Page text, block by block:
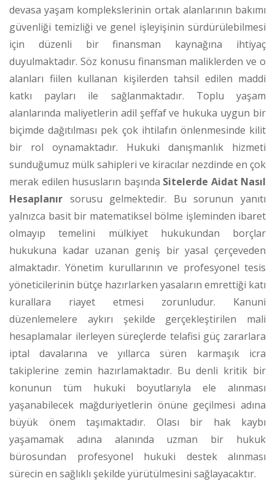
devasa yaşam komplekslerinin ortak alanlarının bakımı
güvenliği temizliği ve genel işleyişinin sürdürülebilmesi
için düzenli bir finansman kaynağına ihtiyaç
duyulmaktadır. Söz konusu finansman maliklerden ve o
alanları fiilen kullanan kişilerden tahsil edilen maddi
katkı payları ile sağlanmaktadır. Toplu yaşam
alanlarında maliyetlerin adil şeffaf ve hukuka uygun bir
biçimde dağıtılması pek çok ihtilafın önlenmesinde kilit
bir rol oynamaktadır. Hukuki danışmanlık hizmeti
sunduğumuz mülk sahipleri ve kiracılar nezdinde en çok
merak edilen hususların başında Sitelerde Aidat Nasıl
Hesaplanır sorusu gelmektedir. Bu sorunun yanıtı
yalnızca basit bir matematiksel bölme işleminden ibaret
olmayıp temelini mülkiyet hukukundan borçlar
hukukuna kadar uzanan geniş bir yasal çerçeveden
almaktadır. Yönetim kurullarının ve profesyonel tesis
yöneticilerinin bütçe hazırlarken yasaların emrettiği katı
kurallara riayet etmesi zorunludur. Kanuni
düzenlemelere aykırı şekilde gerçekleştirilen mali
hesaplamalar ilerleyen süreçlerde telafisi güç zararlara
iptal davalarına ve yıllarca süren karmaşık icra
takiplerine zemin hazırlamaktadır. Bu denli kritik bir
konunun tüm hukuki boyutlarıyla ele alınması
yaşanabilecek mağduriyetlerin önüne geçilmesi adına
büyük önem taşımaktadır. Olası bir hak kaybı
yaşamamak adına alanında uzman bir hukuk
bürosundan profesyonel hukuki destek alınması
sürecin en sağlıklı şekilde yürütülmesini sağlayacaktır.